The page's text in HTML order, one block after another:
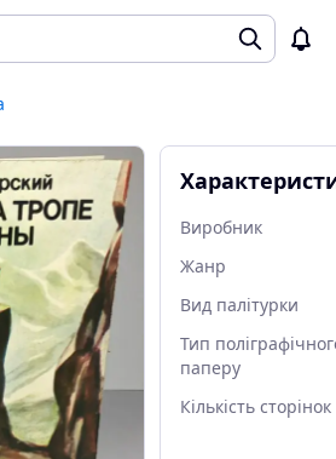
Виробник
Жанр
Вид палітурки
Тип
паперу
Кількість сторінок